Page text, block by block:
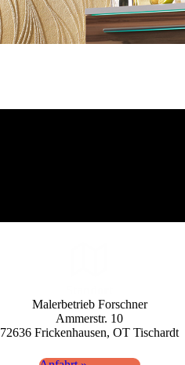
Maler­betrieb Forschner
Ammerstr. 10
72636 Fricken­hausen, OT Tisch­ardt